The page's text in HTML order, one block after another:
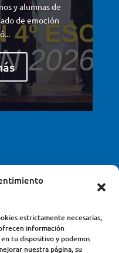
estrictamente necesarias,
información
tu dispositivo y podemos
nuestra página, su
y alumnas de
de emoción
Corazón
– Venta de Baños